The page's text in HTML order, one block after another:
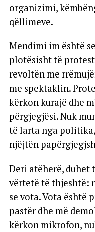
organizimi,
qëllimeve.
Mendimi im është
plotësisht të
revoltën me
me spektaklin.
kërkon kurajë dhe
përgjegjësi. Nuk
të larta nga
njëjtën
Deri atëherë, duhet
vërtetë të thjeshtë:
se vota. Vota është
pastër dhe më
kërkon mikrofon,